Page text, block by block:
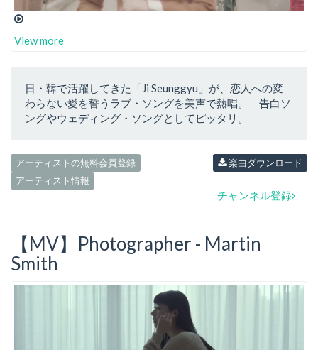
View more
日・韓で活躍してきた「Ji Seunggyu」が、恋人への変
わらない愛を誓うラブ・ソングを美声で熱唱。 告白ソ
ングやウェディング・ソングとしてピッタリ。
アーティストの無料会員登録
アーティスト情報
楽曲ダウンロード
チャンネル登録
【MV】Photographer - Martin
Smith